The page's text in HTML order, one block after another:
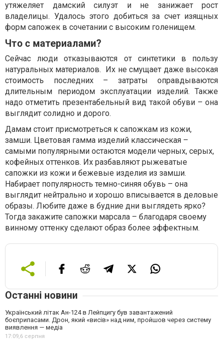
утяжеляет дамский силуэт и не занижает рост
владелицы. Удалось этого добиться за счет изящных
форм сапожек в сочетании с высоким голенищем.
Что с материалами?
Сейчас люди отказываются от синтетики в пользу
натуральных материалов. Их не смущает даже высокая
стоимость последних – затраты оправдываются
длительным периодом эксплуатации изделий. Также
надо отметить презентабельный вид такой обуви – она
выглядит солидно и дорого.
Дамам стоит присмотреться к сапожкам из кожи,
замши. Цветовая гамма изделий классическая –
самыми популярными остаются модели черных, серых,
кофейных оттенков. Их разбавляют рыжеватые
сапожки из кожи и бежевые изделия из замши.
Набирает популярность темно-синяя обувь – она
выглядит нейтрально и хорошо вписывается в деловые
образы. Любите даже в будние дни выглядеть ярко?
Тогда закажите сапожки марсала – благодаря своему
винному оттенку сделают образ более эффектным.
Останні новини
Український літак Ан-124 в Лейпцигу був завантажений
боєприпасами. Дрон, який «висів» над ним, пройшов через систему
виявлення — медіа
17:09,6 серпня